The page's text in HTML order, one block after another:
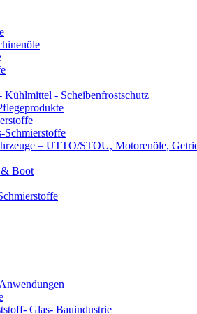
Kühlmittel - Scheibenfrostschutz
Schmierstoffe
– UTTO/STOU, Motorenöle,
Boot
Glas- Bauindustrie